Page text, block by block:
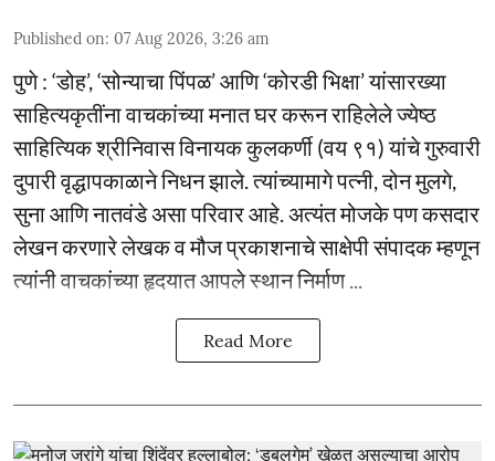
Published on: 07 Aug 2026, 3:26 am
पुणे : ‘डोह’, ‘सोन्याचा पिंपळ’ आणि ‘कोरडी भिक्षा’ यांसारख्या
साहित्यकृतींना वाचकांच्या मनात घर करून राहिलेले ज्येष्ठ
साहित्यिक श्रीनिवास विनायक कुलकर्णी (वय ९१) यांचे गुरुवारी
दुपारी वृद्धापकाळाने निधन झाले. त्यांच्यामागे पत्नी, दोन मुलगे,
सुना आणि नातवंडे असा परिवार आहे. अत्यंत मोजके पण कसदार
लेखन करणारे लेखक व मौज प्रकाशनाचे साक्षेपी संपादक म्हणून
त्यांनी वाचकांच्या हृदयात आपले स्थान निर्माण ...
Read More